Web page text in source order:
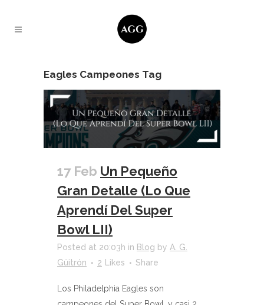
Eagles Campeones Tag
17 Feb Un Pequeño
Gran Detalle (Lo Que
Aprendí Del Super
Bowl LII)
Posted at 20:03h in Blog by A. G.
Güitrón
2 Likes Share
Los Philadelphia Eagles son